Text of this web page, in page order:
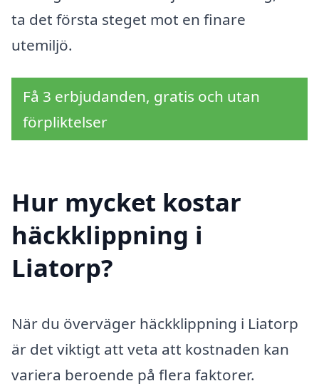
ta det första steget mot en finare
utemiljö.
Få 3 erbjudanden, gratis och utan
förpliktelser
Hur mycket kostar
häckklippning i
Liatorp?
När du överväger häckklippning i Liatorp
är det viktigt att veta att kostnaden kan
variera beroende på flera faktorer.